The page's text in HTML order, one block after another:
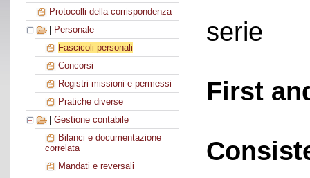
Protocolli della corrispondenza
Personale
Fascicoli personali
Concorsi
Registri missioni e permessi
Pratiche diverse
Gestione contabile
Bilanci e documentazione
correlata
Mandati e reversali
serie
First